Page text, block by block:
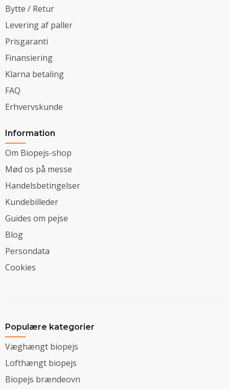
Bytte / Retur
Levering af paller
Prisgaranti
Finansiering
Klarna betaling
FAQ
Erhvervskunde
Information
Om Biopejs-shop
Mød os på messe
Handelsbetingelser
Kundebilleder
Guides om pejse
Blog
Persondata
Cookies
Populære kategorier
Væghængt biopejs
Lofthængt biopejs
Biopejs brændeovn